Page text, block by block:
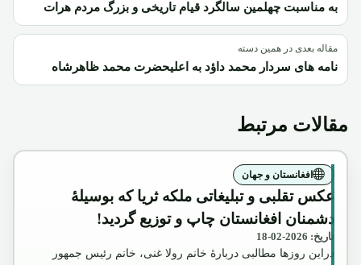
به مناسبت چهلمین سالگرد قیام تاریخی و بزرگ مردم هرات
مقاله بعدی در همین دسته
نامه های سردار محمد داؤد به اعلیحضرت محمد ظاهرشاه
مقالات مرتبط
افغانستان و جهان
عکس تقلبی و تبلیغاتی ملکه ثریا که بوسیلۀ
دشمنان افغانستان چاپ و توزیع گردید!
تاریخ: 2026-02-18
دراین روزها مطالبی دربارۀ خانم رولا غنی، خانم رئیس جمهور